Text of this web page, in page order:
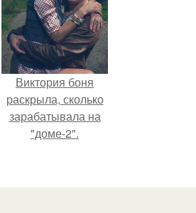
старой в мире.
Виктория боня
раскрыла, сколько
зарабатывала на
"доме-2".